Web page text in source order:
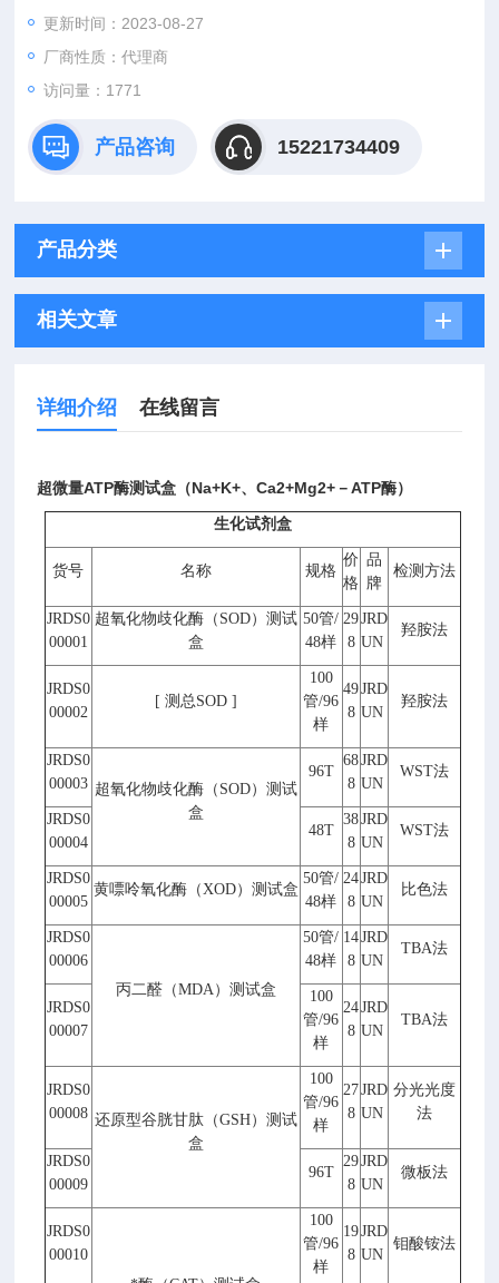
更新时间：2023-08-27
厂商性质：代理商
访问量：1771
产品咨询 15221734409
产品分类
相关文章
详细介绍 在线留言
超微量ATP酶测试盒（Na+K+、Ca2+Mg2+－ATP酶）
生化试剂盒
货号 名称 规格
价
格
品
牌
检测方法
JRDS0
00001
超氧化物歧化酶（ SOD）测试
盒
50管/
48样
29
8
JRD
UN
羟胺法
JRDS0
00002
[ 测总SOD ]
100
管/96
样
49
8
JRD
UN
羟胺法
JRDS0
00003 超氧化物歧化酶（ SOD）测试
盒
96T
68
8
JRD
UN
WST法
JRDS0
00004
48T
38
8
JRD
UN
WST法
JRDS0
00005
黄嘌呤氧化酶（XOD）测试盒
50管/
48样
24
8
JRD
UN
比色法
JRDS0
00006
丙二醛（MDA）测试盒
50管/
48样
14
8
JRD
UN
TBA法
JRDS0
00007
100
管/96
样
24
8
JRD
UN
TBA法
JRDS0
00008 还原型谷胱甘肽（GSH）测试
盒
100
管/96
样
27
8
JRD
UN
分光光度
法
JRDS0
00009
96T
29
8
JRD
UN
微板法
JRDS0
00010
100
管/96
样
19
8
JRD
UN
钼酸铵法